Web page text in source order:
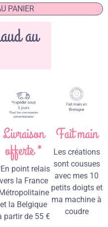
PANIER
au
Livraison
offerte *
point relais
vers la France
et la Belgique
partir de 55 €
Fait main
Les créations
sont cousues
avec mes 10
petits doigts et
ma machine à
coudre